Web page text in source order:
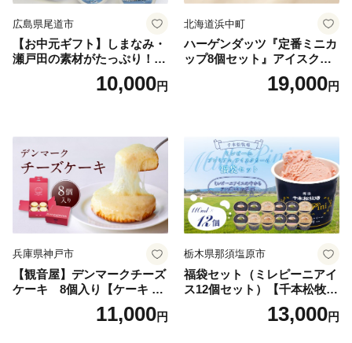
広島県尾道市
【お中元ギフト】しまなみ・
瀬戸田の素材がたっぷり！ジ
10,000円
北海道浜中町
ハーゲンダッツ『定番ミニカ
ップ8個セット』アイスクリ
ーム アイス スイーツ デザー
19,000円
兵庫県神戸市
【観音屋】デンマークチーズ
ケーキ 8個入り【ケーキ チ
ーズケーキ 人気スイーツ お
すすめスイーツ 神戸スイー
11,000円
栃木県那須塩原市
福袋セット（ミレピーニアイ
ス12個セット）【千本松牧
場】 ns025-014-12 【デザー
ト 詰め合わせ ギフト】
13,000円